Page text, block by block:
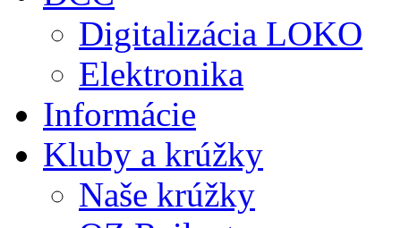
Digitalizácia LOKO
Elektronika
Informácie
Kluby a krúžky
Naše krúžky